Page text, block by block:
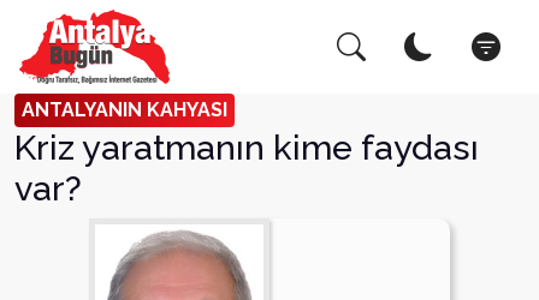
ANTALYANIN KAHYASI
Kriz yaratmanın kime faydası
var?
Arama Yap! Kapat